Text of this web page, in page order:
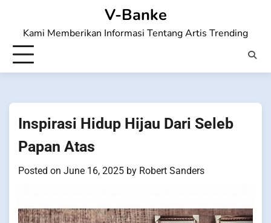
content
V-Banke
Kami Memberikan Informasi Tentang Artis Trending
Inspirasi Hidup Hijau Dari Seleb
Papan Atas
Posted on June 16, 2025 by Robert Sanders